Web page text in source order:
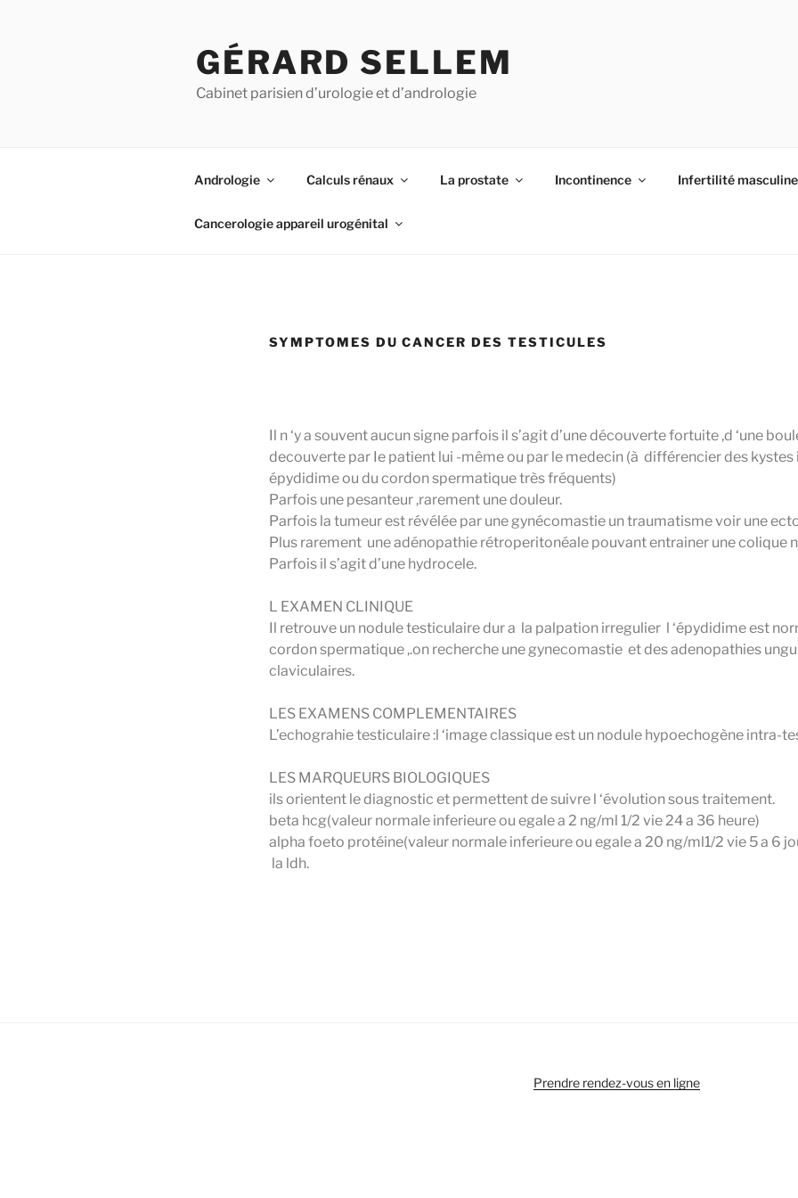
GÉRARD SELLEM
Cabinet parisien d’urologie et d’andrologie
Andrologie Calculs rénaux La prostate Incontinence Infertilité masculine
Cancerologie appareil urogénital
SYMPTOMES DU CANCER DES TESTICULES
Il n ‘y a souvent aucun signe parfois il s’agit d’une découverte fortuite ,d ‘une
decouverte par Ie patient lui -même ou par le medecin (à différencier des
épydidime ou du cordon spermatique très fréquents)
Parfois une pesanteur ,rarement une douleur.
Parfois la tumeur est révélée par une gynécomastie un traumatisme voir une
Plus rarement une adénopathie rétroperitonéale pouvant entrainer une colique
Parfois il s’agit d’une hydrocele.
L EXAMEN CLINIQUE
Il retrouve un nodule testiculaire dur a la palpation irregulier l ‘épydidime est
cordon spermatique ,.on recherche une gynecomastie et des adenopathies
claviculaires.
LES EXAMENS COMPLEMENTAIRES
L’echograhie testiculaire :l ‘image classique est un nodule hypoechogène intra-
LES MARQUEURS BIOLOGIQUES
ils orientent le diagnostic et permettent de suivre l ‘évolution sous traitement.
beta hcg(valeur normale inferieure ou egale a 2 ng/ml 1/2 vie 24 a 36 heure)
alpha foeto protéine(valeur normale inferieure ou egale a 20 ng/ml1/2 vie 5 a 6
la ldh.
Prendre rendez-vous en ligne